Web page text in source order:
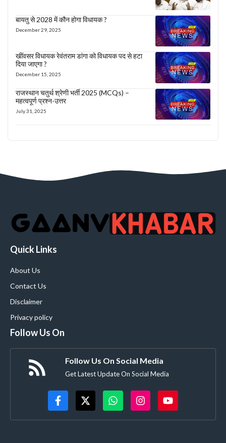
बायतु से 2028 में कौन होगा विधायक ?
December 29, 2025
खींवसर विधायक रेवंतराम डांगा को विधायक पद से हटा
दिया जाएगा ?
December 15, 2025
राजस्थान चतुर्थ श्रेणी भर्ती 2025 (MCQs) –
महत्वपूर्ण प्रश्न-उत्तर
July 31, 2025
Quick Links
About Us
Contact Us
Disclaimer
Privacy policy
Follow Us On
Follow Us On Social Media
Get Latest Update On Social Media